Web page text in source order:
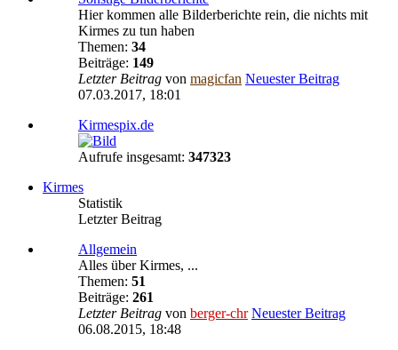
Hier kommen alle Bilderberichte rein, die nichts mit
Kirmes zu tun haben
Themen: 34
Beiträge: 149
Letzter Beitrag von magicfan Neuester Beitrag
07.03.2017, 18:01
Kirmespix.de
Aufrufe insgesamt: 347323
Kirmes
Statistik
Letzter Beitrag
Allgemein
Alles über Kirmes, ...
Themen: 51
Beiträge: 261
Letzter Beitrag von berger-chr Neuester Beitrag
06.08.2015, 18:48